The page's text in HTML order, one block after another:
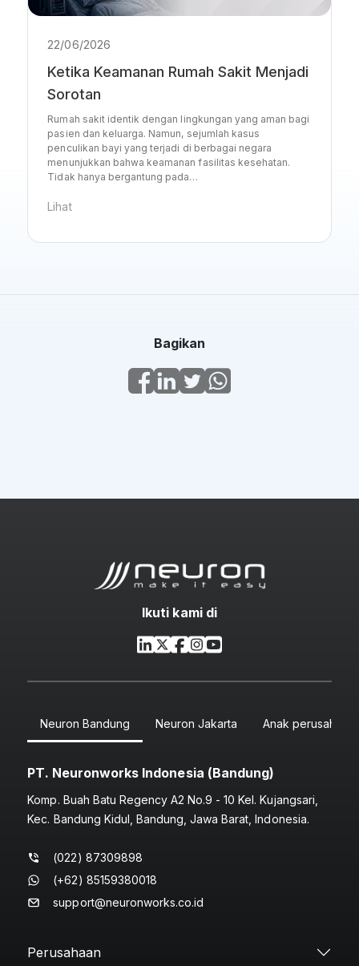
22/06/2026
Ketika Keamanan Rumah Sakit Menjadi
Sorotan
Rumah sakit identik dengan lingkungan yang aman bagi
pasien dan keluarga. Namun, sejumlah kasus
penculikan bayi yang terjadi di berbagai negara
menunjukkan bahwa keamanan fasilitas kesehatan.
Tidak hanya bergantung pada…
Lihat
Bagikan
Ikuti kami di
Neuron Bandung Neuron Jakarta Anak perusahaan
PT. Neuronworks Indonesia (Bandung)
Komp. Buah Batu Regency A2 No.9 - 10 Kel. Kujangsari,
Kec. Bandung Kidul, Bandung, Jawa Barat, Indonesia.
(022) 87309898
(+62) 85159380018
support@neuronworks.co.id
Perusahaan